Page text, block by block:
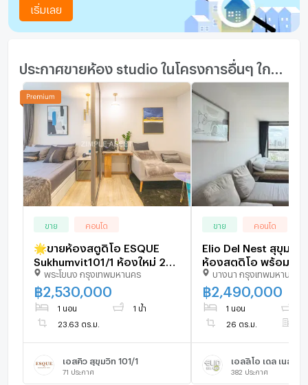
เริ่มเลย
ขาย คอนโด
🌟ขายห้องสตูดิโอ ESQUE
Sukhumvit101/1 ห้องใหม่ 24 -
25 sqm. เริ่มต้น 2.5x MB
พร้อมส่วนลดสุดพิเศษ ในทำเล
ทอง!
พระโขนง กรุงเทพมหานคร
฿2,530,000
1 นอน 1 น้ำ
23.63 ตร.ม.
เอสคิว สุขุมวิท 101/1
71 ประกาศ
ขาย คอนโด
Elio Del Nest สุขุมวิท
ห้องสตูดิโอ พร้อมเฟ
| ราคา 2.49 ล้านบาท
บางนา กรุงเทพมหานคร
฿2,490,000
1 นอน
26 ตร.ม.
เอลลิโอ เดล เนสท์
382 ประกาศ